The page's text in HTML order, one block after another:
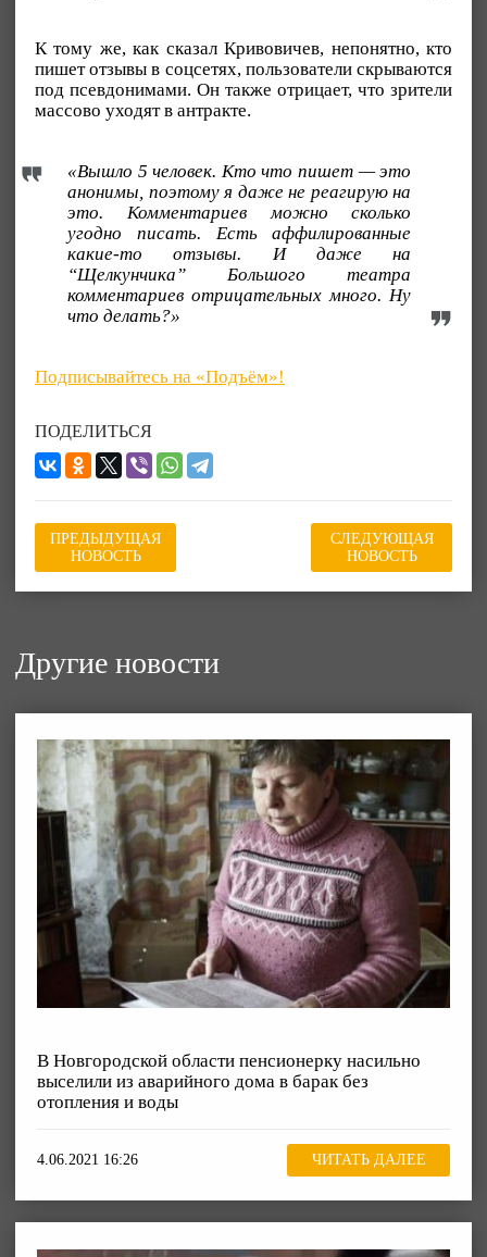
К тому же, как сказал Кривовичев, непонятно, кто
пишет отзывы в соцсетях, пользователи скрываются
под псевдонимами. Он также отрицает, что зрители
массово уходят в антракте.
«Вышло 5 человек. Кто что пишет — это
анонимы, поэтому я даже не реагирую на
это. Комментариев можно сколько
угодно писать. Есть аффилированные
какие-то отзывы. И даже на
“Щелкунчика” Большого театра
комментариев отрицательных много. Ну
что делать?»
Подписывайтесь на «Подъём»!
ПОДЕЛИТЬСЯ
ПРЕДЫДУЩАЯ
НОВОСТЬ
СЛЕДУЮЩАЯ
НОВОСТЬ
Другие новости
В Новгородской области пенсионерку насильно
выселили из аварийного дома в барак без
отопления и воды
4.06.2021 16:26 ЧИТАТЬ ДАЛЕЕ